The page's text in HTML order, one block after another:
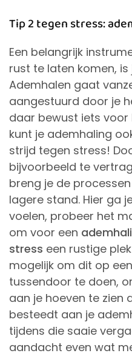
Tip 2 tegen stress:
Een belangrijk
rust te laten komen, is
Ademhalen gaat
aangestuurd door je
daar bewust iets
kunt je ademhaling
strijd tegen stress!
bijvoorbeeld te
breng je de
lagere stand. Hier ga
voelen, probeer het
om voor een
stress een rustige
mogelijk om dit op
tussendoor te doen,
aan je hoeven te zien
besteedt aan je
tijdens die saaie
aandacht even wat